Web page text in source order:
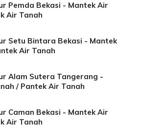
Pemda Bekasi - Mantek Air
Air Tanah
Setu Bintara Bekasi - Mantek
Air Tanah
Alam Sutera Tangerang -
/ Pantek Air Tanah
Caman Bekasi - Mantek Air
Air Tanah